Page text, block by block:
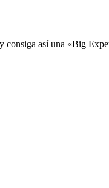
consiga así una «Big